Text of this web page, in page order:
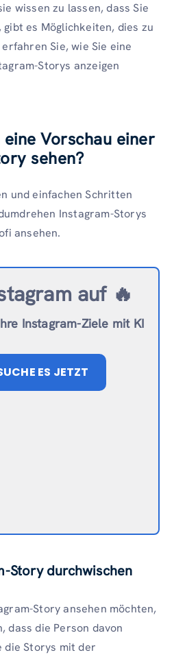
wissen zu lassen, dass Sie
gibt es Möglichkeiten, dies zu
Sie, wie Sie eine
Storys anzeigen
Vorschau einer
sehen?
und einfachen Schritten
Instagram-Storys
ansehen.
auf 🔥
Instagram-Ziele mit KI
ES JETZT
Story durchwischen
Story ansehen möchten,
dass die Person davon
die Storys mit der